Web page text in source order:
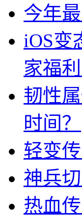
今年
iOS变
家福
韧性
时间？
轻变
神兵
热血